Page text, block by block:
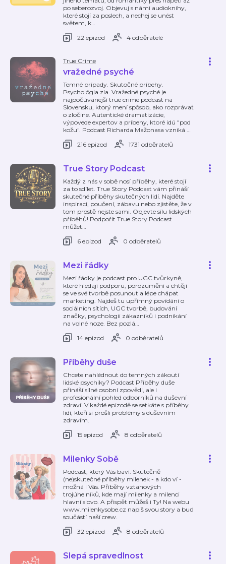
po seberozvoj. Objevuj s námi audioknihy,
které stojí za poslech, a nechej se unést
světem, k…
22 epizod
4 odběratelé
True Crime
vražedné psyché
Temné prípady. Skutočné príbehy.
Psychológia zla. Vražedné psyché je
najpočúvanejší true crime podcast na
Slovensku, ktorý mení spôsob, ako rozprávať
o zločine. Autentické dramatizácie,
výpovede expertov a príbehy, ktoré idú "pod
kožu". Podcast Richarda Mažonasa vzniká …
216 epizod
1731 odběratelů
True Story Podcast
Každý z nás v sobě nosí příběhy, které stojí
za to sdílet. True Story Podcast vám přináší
skutečné příběhy skutečných lidí. Najděte
inspiraci, poučení, zábavu nebo zjistěte, že v
tom prostě nejste sami. Objevte sílu lidských
příběhů! Podpořit True Story Podcast
můžet…
6 epizod
0 odběratelů
Mezi řádky
Mezi řádky je podcast pro UGC tvůrkyně,
které hledají podporu, porozumění a chtějí
se ve své tvorbě posunout a lépe chápat
marketing. Najdeš tu upřímný povídání o
sociálních sítích, UGC tvorbě, budování
značky, psychologii zákazníků i podnikání
na volné noze. Bez pozlá…
14 epizod
0 odběratelů
Příběhy duše
Chcete nahlédnout do temných zákoutí
lidské psychiky? Podcast Příběhy duše
přináší silné osobní zpovědi, ale i
profesionální pohled odborníků na duševní
zdraví. V každé epizodě se setkáte s příběhy
lidí, kteří si prošli problémy s duševním
zdravím.
15 epizod
8 odběratelů
Milenky Sobě
Podcast, který Vás baví. Skutečně
(ne)skutečné příběhy milenek - a kdo ví -
možná i Vás. Příběhy vztahových
trojúhelníků, kde mají milenky a milenci
hlavní slovo. A přispět můžeš i Ty! Na webu
www.milenkysobe.cz napiš svou story a buď
součástí naší crew.
32 epizod
8 odběratelů
Slepá spravedlnost